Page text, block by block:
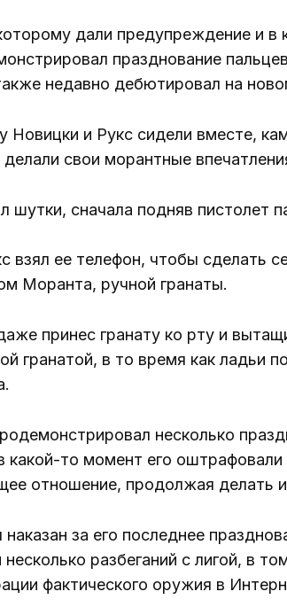
дали предупреждение и в
празднование
недавно дебютировал на
Новицки и Рукс сидели вместе,
делали свои морантные
шутки, сначала подняв пистолет
взял ее телефон, чтобы сделать
Моранта, ручной гранаты.
принес гранату ко рту и
гранатой, в то время как ладьи
несколько
какой-то момент его
отношение, продолжая делать
за его последнее
несколько разбеганий с лигой, в
фактического оружия в